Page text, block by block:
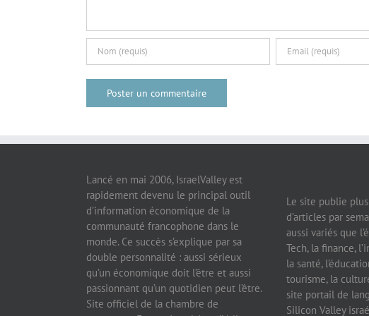
Lancé en mai 2006, IsraelValley est
rapidement devenu le principal outil
d’information économique de la
communauté francophone dans le
monde. Ce succès s’explique par sa
double personnalité : aussi sérieux
qu’un économique doit l’être et aussi
passionnant qu’un quotidien peut l’être.
Site officiel de la chambre de
Le site publie
d’articles par
aussi variés que
Tech, la finance,
la santé,
tourisme, la
site portail de
Silicon Valley